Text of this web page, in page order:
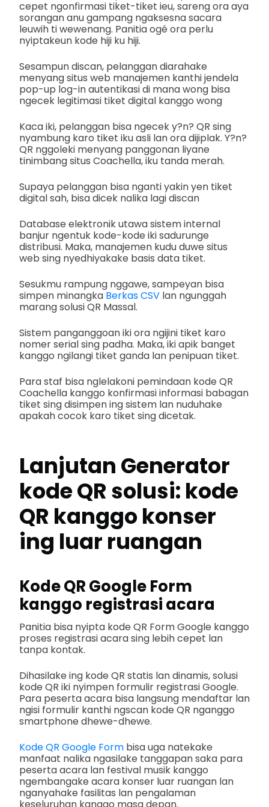
cepet ngonfirmasi tiket-tiket ieu, sareng ora aya
sorangan anu gampang ngaksesna sacara
leuwih ti wewenang. Panitia ogé ora perlu
nyiptakeun kode hiji ku hiji.
Sesampun discan, pelanggan diarahake
menyang situs web manajemen kanthi jendela
pop-up log-in autentikasi di mana wong bisa
ngecek legitimasi tiket digital kanggo wong
Kaca iki, pelanggan bisa ngecek y?n? QR sing
nyambung karo tiket iku asli lan ora dijiplak. Y?n?
QR nggoleki menyang panggonan liyane
tinimbang situs Coachella, iku tanda merah.
Supaya pelanggan bisa nganti yakin yen tiket
digital sah, bisa dicek nalika lagi discan
Database elektronik utawa sistem internal
banjur ngentuk kode-kode iki sadurunge
distribusi. Maka, manajemen kudu duwe situs
web sing nyedhiyakake basis data tiket.
Sesukmu rampung nggawe, sampeyan bisa
simpen minangka Berkas CSV lan ngunggah
marang solusi QR Massal.
Sistem panganggoan iki ora ngijini tiket karo
nomer serial sing padha. Maka, iki apik banget
kanggo ngilangi tiket ganda lan penipuan tiket.
Para staf bisa nglelakoni pemindaan kode QR
Coachella kanggo konfirmasi informasi babagan
tiket sing disimpen ing sistem lan nuduhake
apakah cocok karo tiket sing dicetak.
Lanjutan Generator
kode QRsolusi: kode
QR kanggo konser
ing luar ruangan
Kode QR Google Form
kanggo registrasi acara
Panitia bisa nyipta kode QR Form Google kanggo
proses registrasi acara sing lebih cepet lan
tanpa kontak.
Dihasilake ing kode QR statis lan dinamis, solusi
kode QR iki nyimpen formulir registrasi Google.
Para peserta acara bisa langsung mendaftar lan
ngisi formulir kanthi ngscan kode QR nganggo
smartphone dhewe-dhewe.
Kode QR Google Form bisa uga natekake
manfaat nalika ngasilake tanggapan saka para
peserta acara lan festival musik kanggo
ngembangake acara konser luar ruangan lan
nganyahake fasilitas lan pengalaman